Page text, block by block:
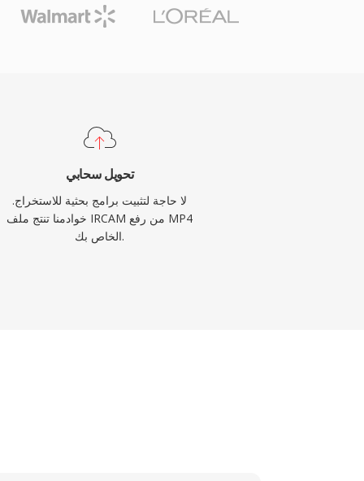
تحويل سحابي
لا حاجة لتثبيت برامج بحثية للاستخراج.
خوادمنا تنتج ملف IRCAM من رفع MP4
الخاص بك.